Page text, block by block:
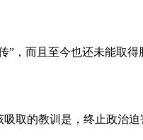
，而且至今也还未能取得
的教训是，终止政治